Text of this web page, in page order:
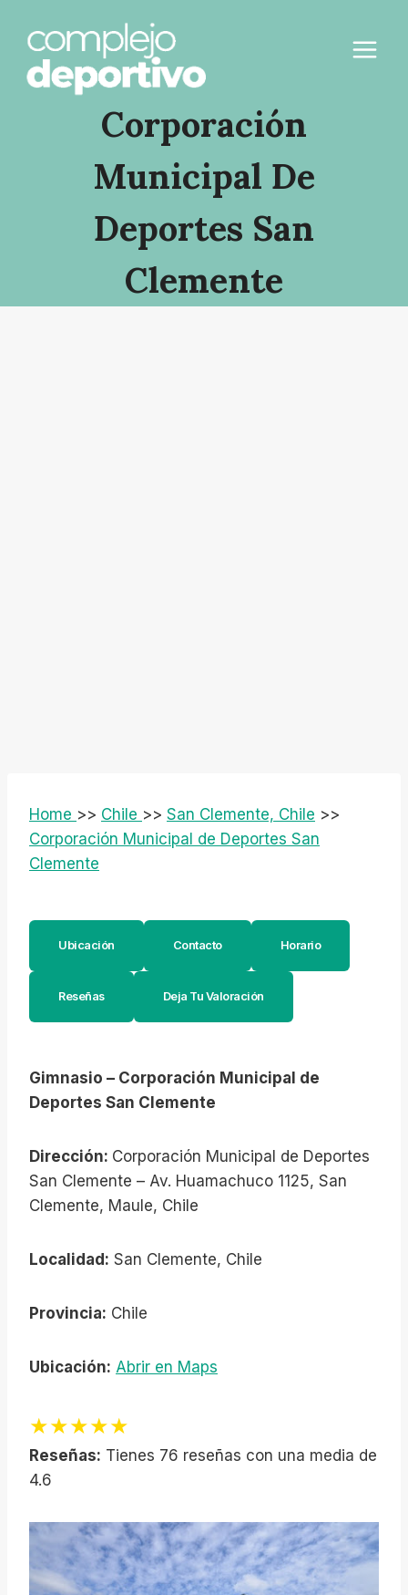
contenido
Corporación
Municipal De
Deportes San
Clemente
Home >> Chile >> San Clemente, Chile >>
Corporación Municipal de Deportes San
Clemente
Ubicación Contacto Horario
Reseñas Deja Tu Valoración
Gimnasio – Corporación Municipal de
Deportes San Clemente
Dirección: Corporación Municipal de Deportes
San Clemente – Av. Huamachuco 1125, San
Clemente, Maule, Chile
Localidad: San Clemente, Chile
Provincia: Chile
Ubicación: Abrir en Maps
★★★★★
Reseñas: Tienes 76 reseñas con una media de
4.6